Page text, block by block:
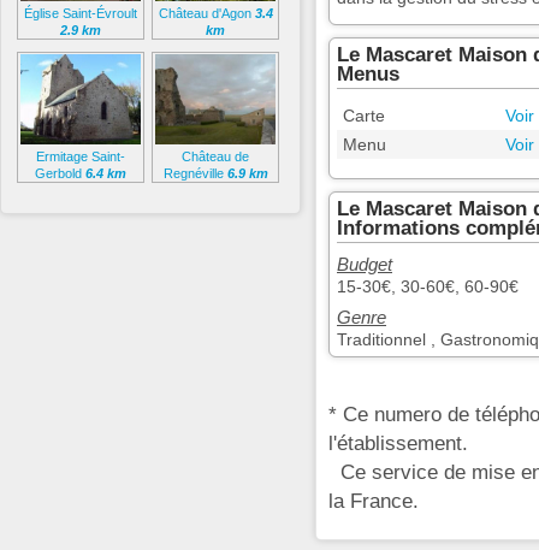
Le Mascaret Maison
Menus
Carte
Voir
Menu
Voir
Le Mascaret Maison
Informations
Budget
15-30€, 30-60€, 60-90€
Genre
Traditionnel ,
* Ce numero de
l'établissement.
Ce service de mise
la France.
Église Saint-Évroult
2.9 km
Château d'Agon 3.4
km
Ermitage Saint-
Gerbold 6.4 km
Château de
Regnéville 6.9 km